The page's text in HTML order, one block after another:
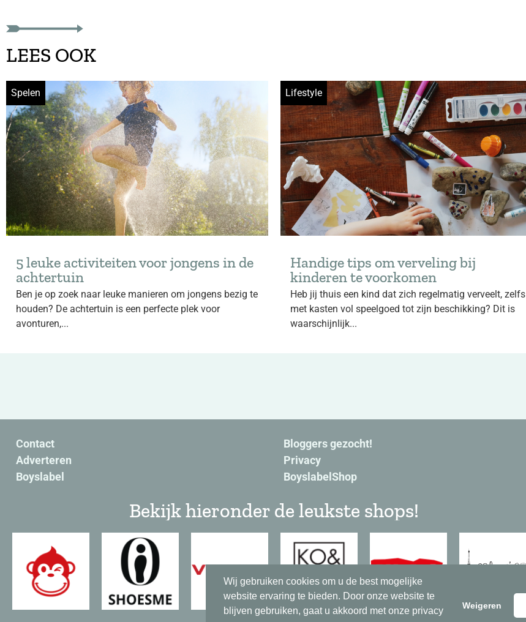
Wij gebruiken cookies om u de best mogelijke
website ervaring te bieden. Door onze website te
blijven gebruiken, gaat u akkoord met onze privacy
Weigeren
LEES OOK
Spelen
5 leuke activiteiten voor jongens in de
achtertuin
Ben je op zoek naar leuke manieren om jongens bezig te
houden? De achtertuin is een perfecte plek voor
avonturen,...
Lifestyle
Handige tips om verveling bij
kinderen te voorkomen
Heb jij thuis een kind dat zich regelmatig verveelt, zelfs
met kasten vol speelgoed tot zijn beschikking? Dit is
waarschijnlijk...
Contact
Adverteren
Boyslabel
Bloggers gezocht!
Privacy
BoyslabelShop
Bekijk hieronder de leukste shops!